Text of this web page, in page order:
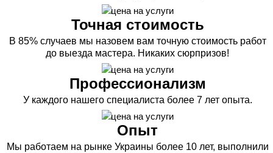
Точная стоимость
В 85% случаев мы назовем вам точную стоимость работ
до выезда мастера. Никаких сюрпризов!
Профессионализм
У каждого нашего специалиста более 7 лет опыта.
Опыт
Мы работаем на рынке Украины более 10 лет, выполнили